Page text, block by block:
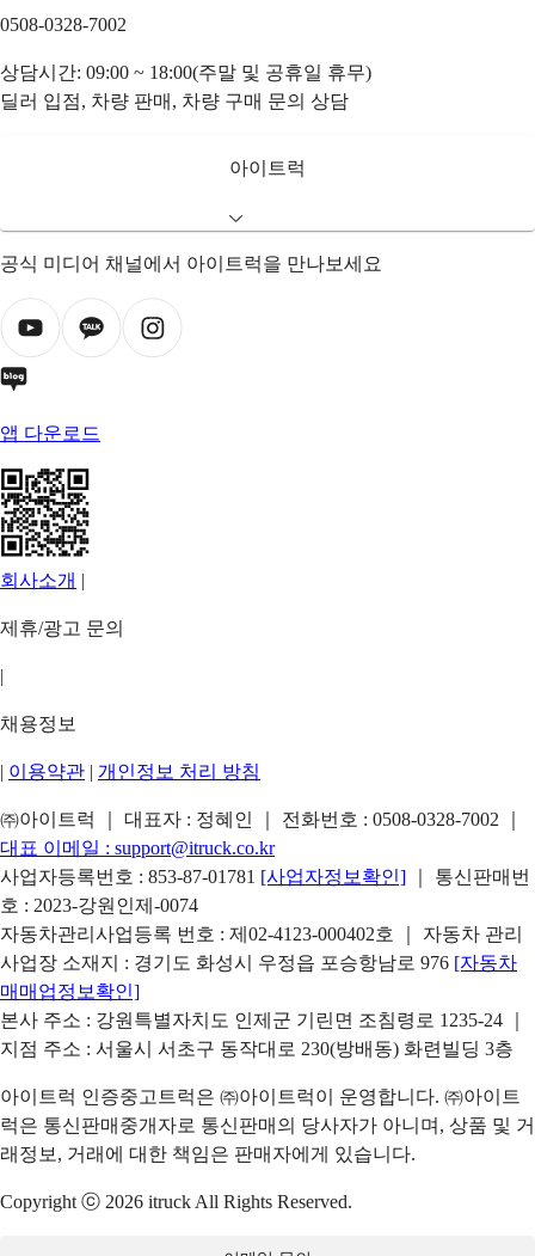
0508-0328-7002
상담시간: 09:00 ~ 18:00(주말 및 공휴일 휴무)
딜러 입점, 차량 판매, 차량 구매 문의 상담
아이트럭
공식 미디어 채널에서 아이트럭을 만나보세요
앱 다운로드
회사소개 |
제휴/광고 문의
|
채용정보
| 이용약관 | 개인정보 처리 방침
㈜아이트럭 ｜ 대표자 : 정혜인 ｜ 전화번호 : 0508-0328-7002
대표 이메일 : support@itruck.co.kr
사업자등록번호 : 853-87-01781 [사업자정보확인]
｜ 통신판매번
호 : 2023-강원인제-0074
자동차관리사업등록 번호 : 제02-4123-000402호 ｜ 자동차 관리
사업장 소재지 : 경기도 화성시 우정읍 포승항남로 976 [자동차
매매업정보확인]
본사 주소 : 강원특별자치도 인제군 기린면 조침령로 1235-24 ｜
지점 주소 : 서울시 서초구 동작대로 230(방배동) 화련빌딩 3층
아이트럭 인증중고트럭은 ㈜아이트럭이 운영합니다. ㈜아이트
럭은 통신판매중개자로 통신판매의 당사자가 아니며, 상품 및 거
래정보, 거래에 대한 책임은 판매자에게 있습니다.
Copyright ⓒ 2026 itruck All Rights Reserved.